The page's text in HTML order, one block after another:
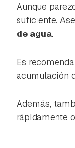
Aunque
suficiente.
de agua.
Es
acumulación
Además,
rápidamente